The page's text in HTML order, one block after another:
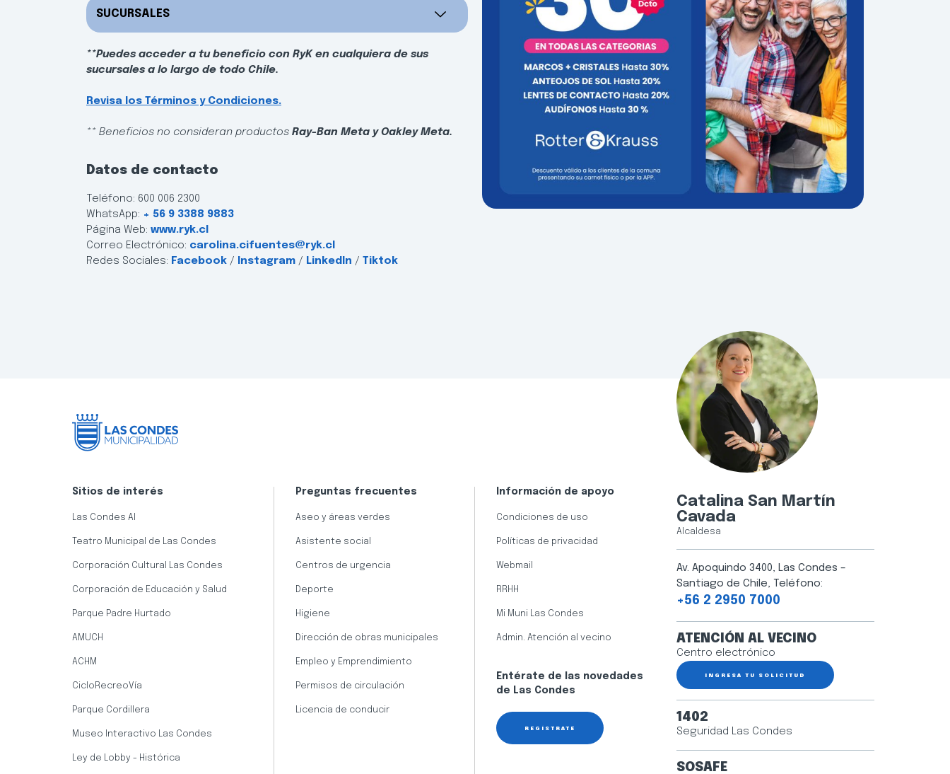
SUCURSALES
**Puedes acceder a tu beneficio con RyK en cualquiera de sus
sucursales a lo largo de todo Chile.
Revisa los Términos y Condiciones.
** Beneficios no consideran productos Ray-Ban Meta y Oakley Meta.
Datos de contacto
Teléfono: 600 006 2300
WhatsApp: + 56 9 3388 9883
Página Web: www.ryk.cl
Correo Electrónico: carolina.cifuentes@ryk.cl
Redes Sociales: Facebook / Instagram / LinkedIn / Tiktok
Sitios de interés
Las Condes AI
Teatro Municipal de Las Condes
Corporación Cultural Las Condes
Corporación de Educación y Salud
Parque Padre Hurtado
AMUCH
ACHM
CicloRecreoVía
Parque Cordillera
Museo Interactivo Las Condes
Ley de Lobby - Histórica
Preguntas frecuentes
Aseo y áreas verdes
Asistente social
Centros de urgencia
Deporte
Higiene
Dirección de obras municipales
Empleo y Emprendimiento
Permisos de circulación
Licencia de conducir
Información de apoyo
Condiciones de uso
Políticas de privacidad
Webmail
RRHH
Mi Muni Las Condes
Admin. Atención al vecino
Entérate de las novedades
de Las Condes
REGÍSTRATE
Catalina San Martín
Cavada
Alcaldesa
Av. Apoquindo 3400, Las Condes –
Santiago de Chile, Teléfono:
+56 2 2950 7000
ATENCIÓN AL VECINO
Centro electrónico
INGRESA TU SOLICITUD
1402
Seguridad Las Condes
SOSAFE